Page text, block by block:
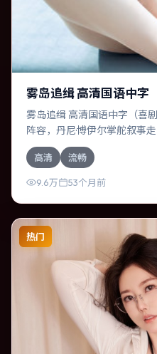
雾岛追缉 高清国语中字
雾岛追缉 高清国语中字（喜
阵容，丹尼·博伊尔掌舵叙事
亚，围绕一次意外选择展开
于主题，结尾留白耐人寻味。
高清 流畅
9.6万 53个月前
热门